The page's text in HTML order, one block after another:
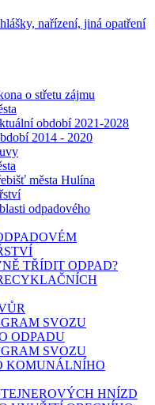
nařízení, jiná opatření
o střetu zájmu
období 2021-2028
2014 - 2020
města Hulína
odpadového
TŘÍDIT ODPAD?
SVOZU
ODPADU
SVOZU
KOMUNÁLNÍHO
HNÍZD